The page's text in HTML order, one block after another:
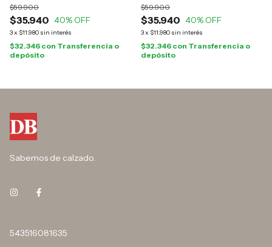
$35.940
$59.900
40% OFF
3x $11.980 sin interés
$32.346 con Transferencia o
depósito
$35.940
$59.900
40% OFF
3x $11.980 sin interés
$32.346 con Transferencia o
depósito
Sabemos de calzado.
543516081635